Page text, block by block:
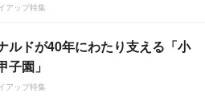
アップ特集
ルドが40年にわたり支える「小
子園」
アップ特集